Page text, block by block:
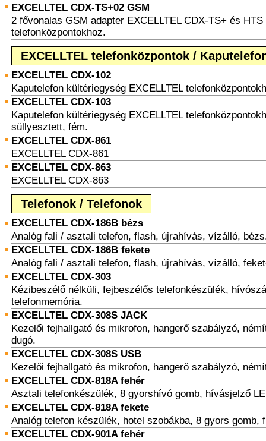
EXCELLTEL CDX-TS+02 GSM
2 fővonalas GSM adapter EXCELLTEL CDX-TS+ és HTS
telefonközpontokhoz.
EXCELLTEL telefonközpontok /
EXCELLTEL CDX-102
Kaputelefon kültériegység EXCELLTEL
EXCELLTEL CDX-103
Kaputelefon kültériegység EXCELLTEL
süllyesztett, fém.
EXCELLTEL CDX-861
EXCELLTEL CDX-861
EXCELLTEL CDX-863
EXCELLTEL CDX-863
Telefonok / Telefonok
EXCELLTEL CDX-186B bézs
Analóg fali / asztali telefon, flash, újrahívás, vízálló,
EXCELLTEL CDX-186B fekete
Analóg fali / asztali telefon, flash, újrahívás, vízálló,
EXCELLTEL CDX-303
Kézibeszélő nélküli, fejbeszélős telefonkészülék,
telefonmemória.
EXCELLTEL CDX-308S JACK
Kezelői fejhallgató és mikrofon, hangerő szabályzó,
dugó.
EXCELLTEL CDX-308S USB
Kezelői fejhallgató és mikrofon, hangerő szabályzó,
EXCELLTEL CDX-818A fehér
Asztali telefonkészülék, 8 gyorshívó gomb, hívásjelző
EXCELLTEL CDX-818A fekete
Analóg telefon készülék, hotel szobákba, 8 gyors gomb,
EXCELLTEL CDX-901A fehér